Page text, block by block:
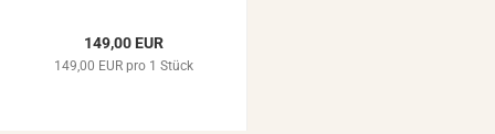
149,00 EUR
149,00 EUR pro 1 Stück